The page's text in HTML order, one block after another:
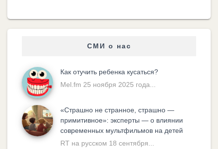
СМИ о нас
Как отучить ребенка кусаться?
Mel.fm 25 ноября 2025 года...
«Cтрашно не странное, страшно —
примитивное»: эксперты — о влиянии
современных мультфильмов на детей
RT на русском 18 сентября...